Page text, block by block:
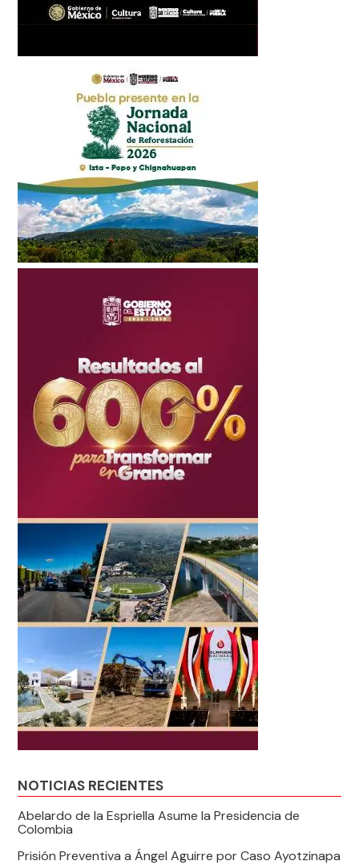
NOTICIAS RECIENTES
Abelardo de la Espriella Asume la Presidencia de
Colombia
Prisión Preventiva a Ángel Aguirre por Caso Ayotzinapa